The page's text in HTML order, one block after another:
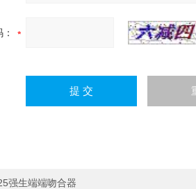
强生端端吻合器